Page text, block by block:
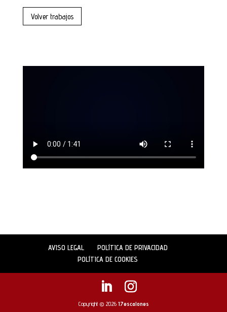
Volver trabajos
AVISO LEGAL
POLÍTICA DE PRIVACIDAD
POLÍTICA DE COOKIES
Copyright © 2026 17escalones